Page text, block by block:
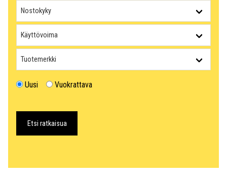
Uusi Vuokrattava
Etsi ratkaisua